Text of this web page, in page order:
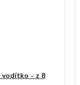
vodítko - z 8